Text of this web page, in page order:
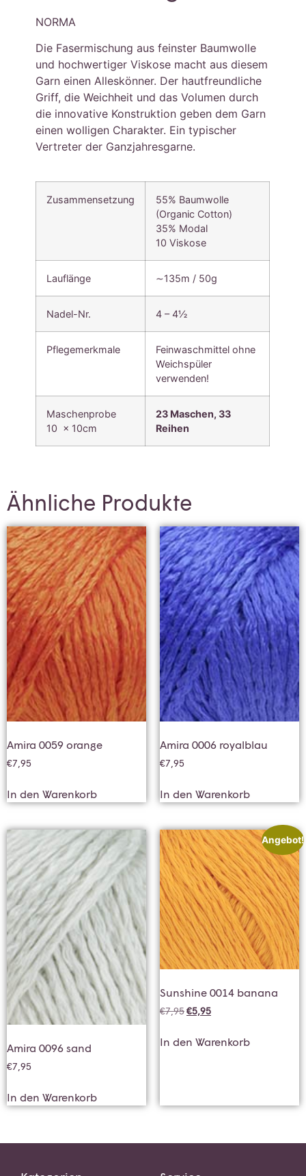
NORMA
Die Fasermischung aus feinster Baumwolle
und hochwertiger Viskose macht aus diesem
Garn einen Alleskönner. Der hautfreundliche
Griff, die Weichheit und das Volumen durch
die innovative Konstruktion geben dem Garn
einen wolligen Charakter. Ein typischer
Vertreter der Ganzjahresgarne.
Zusammensetzung
55% Baumwolle
(Organic Cotton)
35% Modal
10 Viskose
Lauflänge ∼135m / 50g
Nadel-Nr. 4 – 4½
Pflegemerkmale
Feinwaschmittel ohne
Weichspüler
verwenden!
Maschenprobe
10 x 10cm
23 Maschen, 33
Reihen
Ähnliche Produkte
Amira 0059 orange
€7,95
In den Warenkorb
Amira 0006 royalblau
€7,95
In den Warenkorb
Amira 0096 sand
€7,95
In den Warenkorb
Angebot!
Sunshine 0014 banana
€7,95€5,95
In den Warenkorb